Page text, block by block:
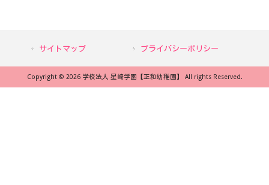
サイトマップ プライバシーポリシー
Copyright © 2026 学校法人 星崎学園【正和幼稚園】 All rights Reserved.